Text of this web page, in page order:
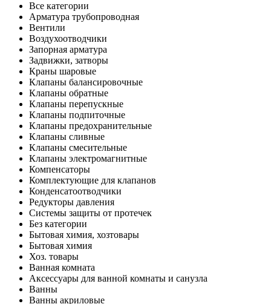
Все категории
Арматура трубопроводная
Вентили
Воздухоотводчики
Запорная арматура
Задвижки, затворы
Краны шаровые
Клапаны балансировочные
Клапаны обратные
Клапаны перепускные
Клапаны подпиточные
Клапаны предохранительные
Клапаны сливные
Клапаны смесительные
Клапаны электромагнитные
Компенсаторы
Комплектующие для клапанов
Конденсатоотводчики
Редукторы давления
Системы защиты от протечек
Без категории
Бытовая химия, хозтовары
Бытовая химия
Хоз. товары
Ванная комната
Аксессуары для ванной комнаты и санузла
Ванны
Ванны акриловые